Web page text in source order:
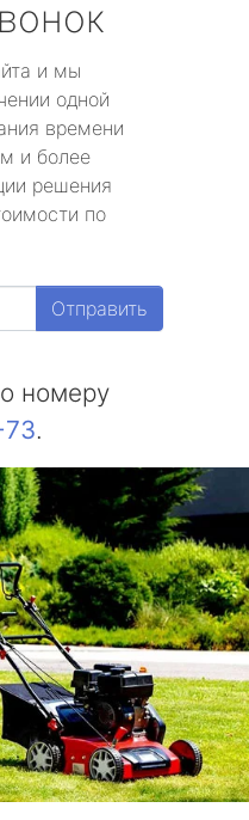
и мы
одной
времени
и более
решения
по
Отправить
номеру
.